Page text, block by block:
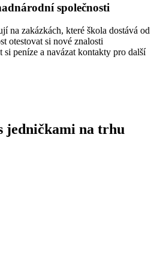
společnosti
na zakázkách, které škola dostává od
otestovat si nové znalosti
peníze a navázat kontakty pro další
jedničkami na trhu